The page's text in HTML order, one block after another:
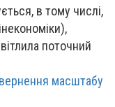
в тому числі,
поточний